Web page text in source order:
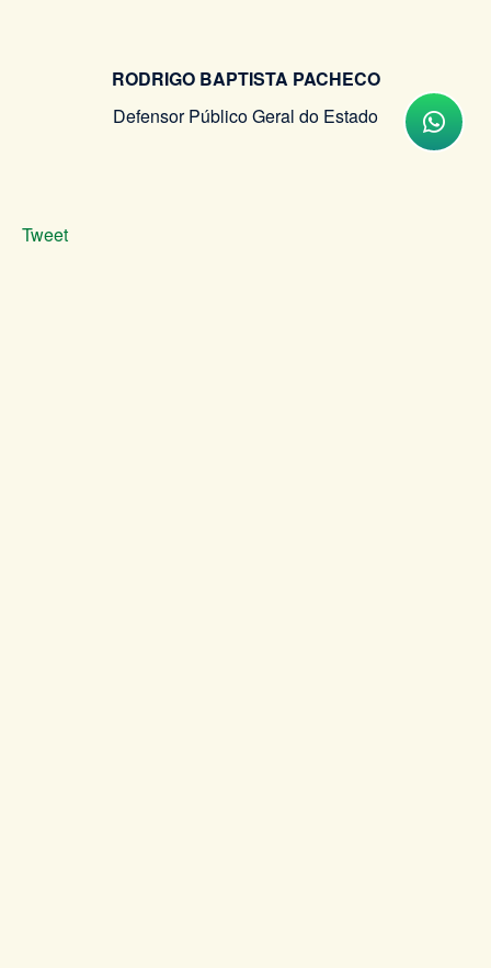
RODRIGO BAPTISTA PACHECO
Defensor Público Geral do Estado
Tweet